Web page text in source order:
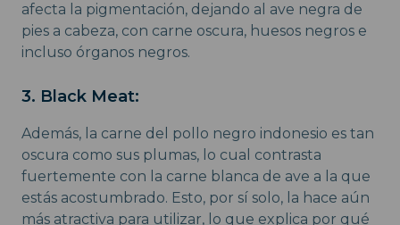
afecta la pigmentación, dejando al ave negra de
pies a cabeza, con carne oscura, huesos negros e
incluso órganos negros.
3. Black Meat:
Además, la carne del pollo negro indonesio es tan
oscura como sus plumas, lo cual contrasta
fuertemente con la carne blanca de ave a la que
estás acostumbrado. Esto, por sí solo, la hace aún
más atractiva para utilizar, lo que explica por qué